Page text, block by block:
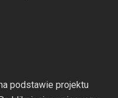
podstawie projektu